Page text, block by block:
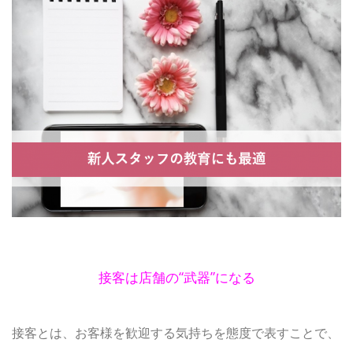
接客は店舗の“武器”になる
接客とは、お客様を歓迎する気持ちを態度で表すことで、